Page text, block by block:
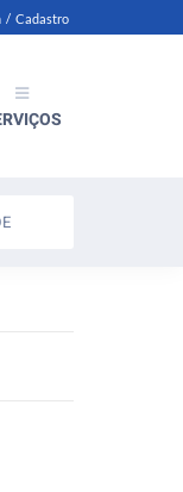
/ Cadastro